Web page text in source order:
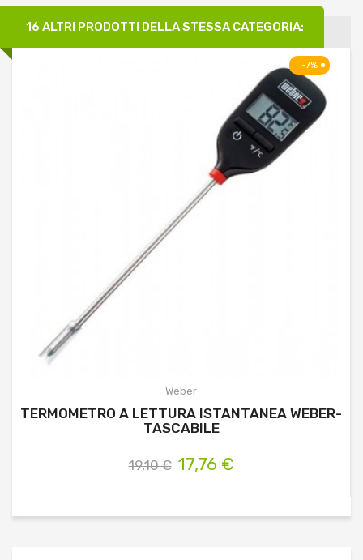
16 ALTRI PRODOTTI DELLA STESSA CATEGORIA:
-7%
Weber
TERMOMETRO A LETTURA ISTANTANEA WEBER-
TASCABILE
19,10 € 17,76 €